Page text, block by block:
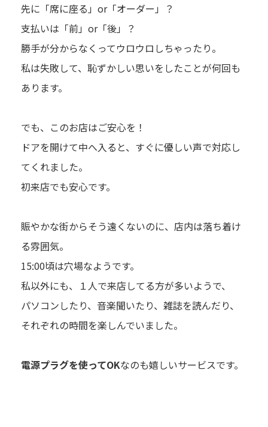
先に「席に座る」or「オーダー」？
支払いは「前」or「後」？
勝手が分からなくってウロウロしちゃったり。
私は失敗して、恥ずかしい思いをしたことが何回も
あります。
でも、このお店はご安心を！
ドアを開けて中へ入ると、すぐに優しい声で対応し
てくれました。
初来店でも安心です。
賑やかな街からそう遠くないのに、店内は落ち着け
る雰囲気。
15:00頃は穴場なようです。
私以外にも、１人で来店してる方が多いようで、
パソコンしたり、音楽聞いたり、雑誌を読んだり、
それぞれの時間を楽しんでいました。
電源プラグを使ってOKなのも嬉しいサービスです。